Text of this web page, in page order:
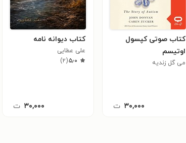
کتاب صوتی کپسول
اوتیسم
می گل زندیه
۳۰,۰۰۰ ت
کتاب دیوانه نامه
علی عطایی
۵٫۰(۲)
۳۰,۰۰۰ ت